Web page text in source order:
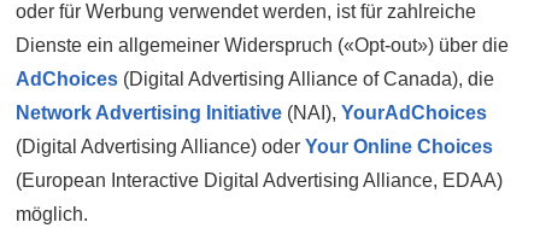
oder für Werbung verwendet werden, ist für zahlreiche
Dienste ein allgemeiner Widerspruch («Opt-out») über die
AdChoices (Digital Advertising Alliance of Canada), die
Network Advertising Initiative (NAI), YourAdChoices
(Digital Advertising Alliance) oder Your Online Choices
(European Interactive Digital Advertising Alliance, EDAA)
möglich.